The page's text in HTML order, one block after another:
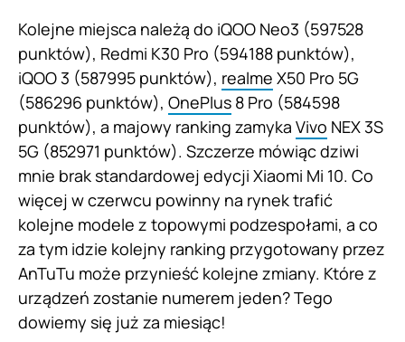
Kolejne miejsca należą do iQOO Neo3 (597528
punktów), Redmi K30 Pro (594188 punktów),
iQOO 3 (587995 punktów), realme X50 Pro 5G
(586296 punktów), OnePlus 8 Pro (584598
punktów), a majowy ranking zamyka Vivo NEX 3S
5G (852971 punktów). Szczerze mówiąc dziwi
mnie brak standardowej edycji Xiaomi Mi 10. Co
więcej w czerwcu powinny na rynek trafić
kolejne modele z topowymi podzespołami, a co
za tym idzie kolejny ranking przygotowany przez
AnTuTu może przynieść kolejne zmiany. Które z
urządzeń zostanie numerem jeden? Tego
dowiemy się już za miesiąc!